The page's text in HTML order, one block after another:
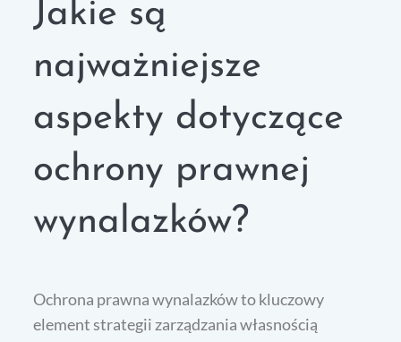
Jakie są
najważniejsze
aspekty dotyczące
ochrony prawnej
wynalazków?
Ochrona prawna wynalazków to kluczowy
element strategii zarządzania własnością